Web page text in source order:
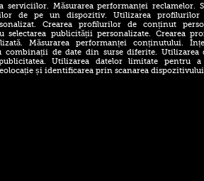
Emoții intense pentru
Sebastian Stan! Iubita lui,
Annabelle, l-a făcut tată!
Nuno
două
Voluntari:
mută pe
verdictul
serviciilor. Măsurarea performanței reclamelor.
de pe un dispozitiv. Utilizarea profilurilor
Crearea profilurilor de conținut
publicității personalizate. Crearea
Măsurarea performanței conținutului.
de date din surse diferite. Utilizarea
Utilizarea datelor limitate pentru a
și identificarea prin scanarea